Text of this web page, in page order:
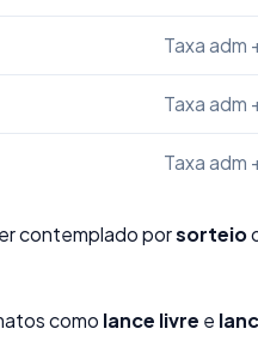
Taxa adm
Taxa adm
Taxa adm
contemplado porsorteio
como lance livre e